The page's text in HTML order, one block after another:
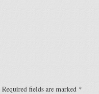
Required fields are marked *